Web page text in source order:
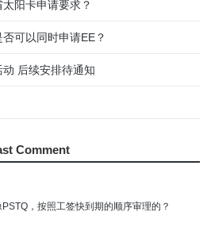
移民申请人面试情况
里可以找到UCI？
Training）的几点误区
可以回国等待？
Comment
，按照工签快到期的顺序审理的？